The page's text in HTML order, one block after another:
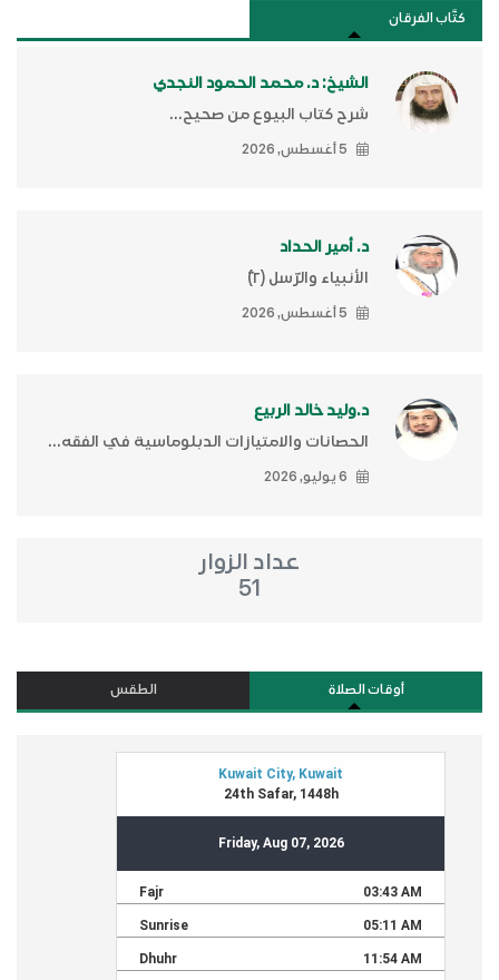
كتَّاب الفرقان
الشيخ: د. محمد الحمود النجدي
شرح كتاب البيوع من صحيح...
5 أغسطس, 2026
د. أمير الحداد
الأنبياء والرّسل (٢)ّ
5 أغسطس, 2026
د.وليد خالد الربيع
الحصانات والامتيازات الدبلوماسية في الفقه...
6 يوليو, 2026
عداد الزوار
51
أوقات الصلاة الطقس